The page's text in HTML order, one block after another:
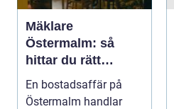
Mäklare
Östermalm: så
hittar du rätt
partner för din
bostadsaffär
En bostadsaffär på
Östermalm handlar